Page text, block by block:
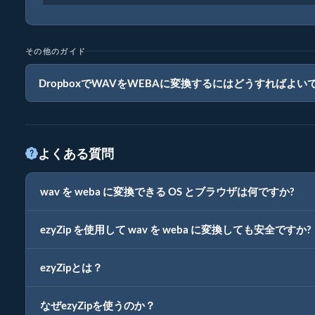
その他のガイド
DropboxでWAVをWEBAに変換するにはどうすればよい
よくある質問
wav を weba に変換できる OS とブラウザは何ですか?
ezyZip を使用して wav を weba に変換しても安全ですか?
ezyZipとは？
なぜezyZipを使うのか？